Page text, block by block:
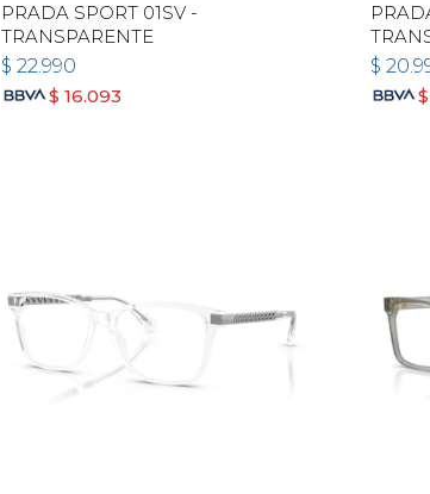
PRADA SPORT 01SV -
TRANSPARENTE
$ 22.990
$ 16.093
$
$